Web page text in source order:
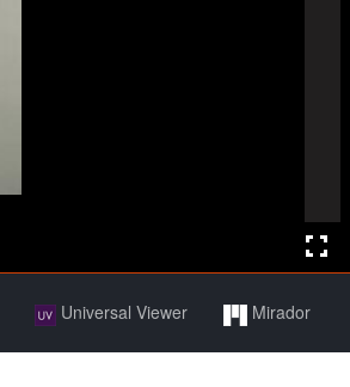
Universal Viewer Mirador